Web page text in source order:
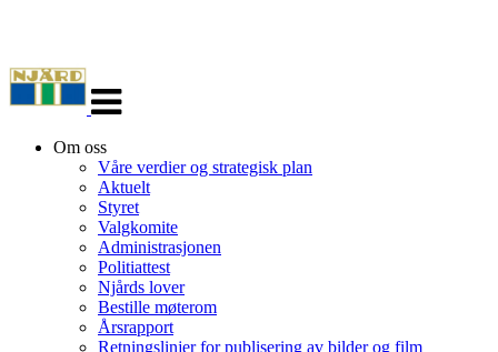
navigasjon
Om oss
Våre verdier og strategisk plan
Aktuelt
Styret
Valgkomite
Administrasjonen
Politiattest
Njårds lover
Bestille møterom
Årsrapport
Retningslinjer for publisering av bilder og film